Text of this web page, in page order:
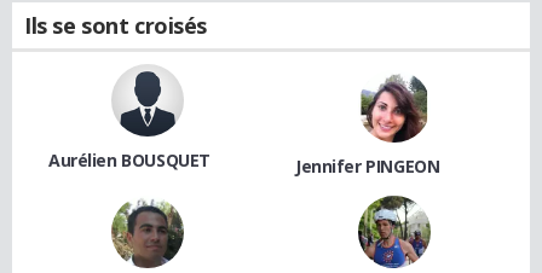
Ils se sont croisés
Aurélien BOUSQUET Jennifer PINGEON